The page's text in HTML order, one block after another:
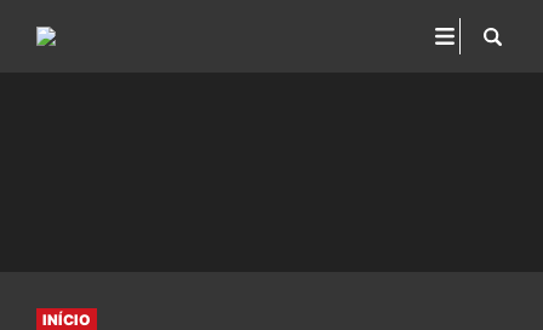
INÍCIO